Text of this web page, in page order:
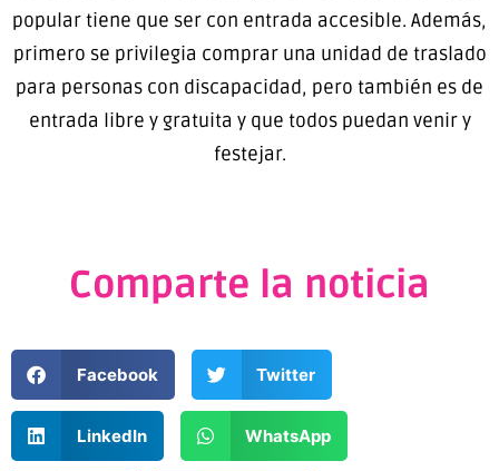
popular tiene que ser con entrada accesible. Además,
primero se privilegia comprar una unidad de traslado
para personas con discapacidad, pero también es de
entrada libre y gratuita y que todos puedan venir y
festejar.
Comparte la noticia
Facebook Twitter
LinkedIn WhatsApp